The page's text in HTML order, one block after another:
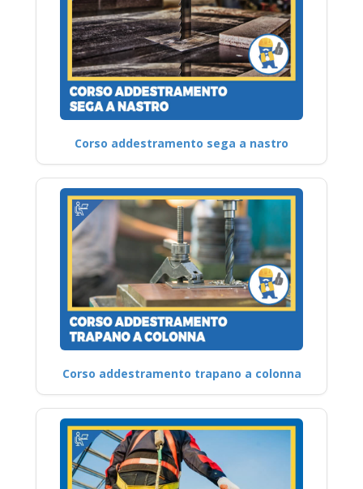
Corso addestramento sega a nastro
Corso addestramento trapano a colonna